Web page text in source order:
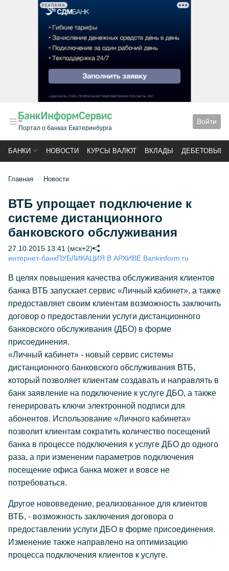
РЕКЛАМА
Портал о банках Екатеринбурга
Войти
БАНКИ НОВОСТИ КУРСЫ ВАЛЮТ ВКЛАДЫ ДЕБЕТОВЫЕ
Главная Новости
ВТБ упрощает подключение к
системе дистанционного
банковского обслуживания
27.10.2015 13:41 (мск+2)
интернет-банкПУБЛИКАЦИЯ В АРХИВЕ Bankinform.ru
В целях повышения качества обслуживания клиентов
банка ВТБ запускает сервис «Личный кабинет», а также
предоставляет своим клиентам возможность заключить
договор о предоставлении услуги дистанционного
банковского обслуживания (ДБО) в форме
присоединения.
«Личный кабинет» - новый сервис системы
дистанционного банковского обслуживания ВТБ,
который позволяет клиентам создавать и направлять в
банк заявление на подключение к услуге ДБО, а также
генерировать ключи электронной подписи для
абонентов. Использование «Личного кабинета»
позволит клиентам сократить количество посещений
банка в процессе подключения к услуге ДБО до одного
раза, а при изменении параметров подключения
посещение офиса банка может и вовсе не
потребоваться.
Другое нововведение, реализованное для клиентов
ВТБ, - возможность заключения договора о
предоставлении услуги ДБО в форме присоединения.
Изменение также направлено на оптимизацию
процесса подключения клиентов к услуге.